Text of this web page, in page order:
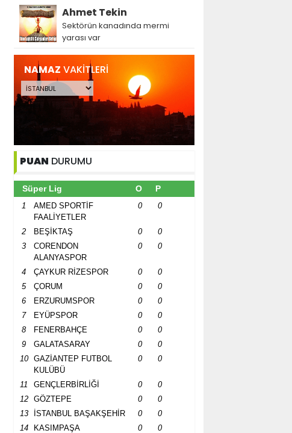
Ahmet Tekin
Sektörün kanadında mermi
yarası var
NAMAZ VAKİTLERİ
PUAN DURUMU
Süper Lig O P
1
AMED SPORTİF
FAALİYETLER
0 0
2 BEŞİKTAŞ 0
0
3
CORENDON
ALANYASPOR
0 0
4 ÇAYKUR RİZESPOR 0
0
5
ÇORUM 0
0
6
ERZURUMSPOR 0
0
7
EYÜPSPOR 0
0
8
FENERBAHÇE 0
0
9
GALATASARAY 0
0
10
GAZİANTEP FUTBOL
KULÜBÜ
0 0
11 GENÇLERBİRLİĞİ 0
0
12
GÖZTEPE 0
0
13
İSTANBUL BAŞAKŞEHİR 0
0
14
KASIMPAŞA 0
0